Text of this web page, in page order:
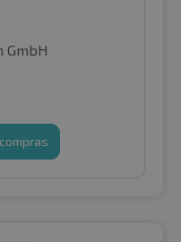
GmbH